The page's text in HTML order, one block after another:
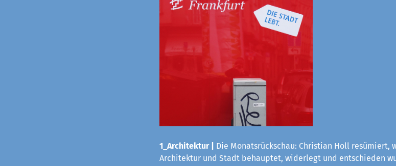
1_Architektur|
Die Monatsrückschau: Christian Holl resümiert,
Architektur und Stadt behauptet, widerlegt und entschieden